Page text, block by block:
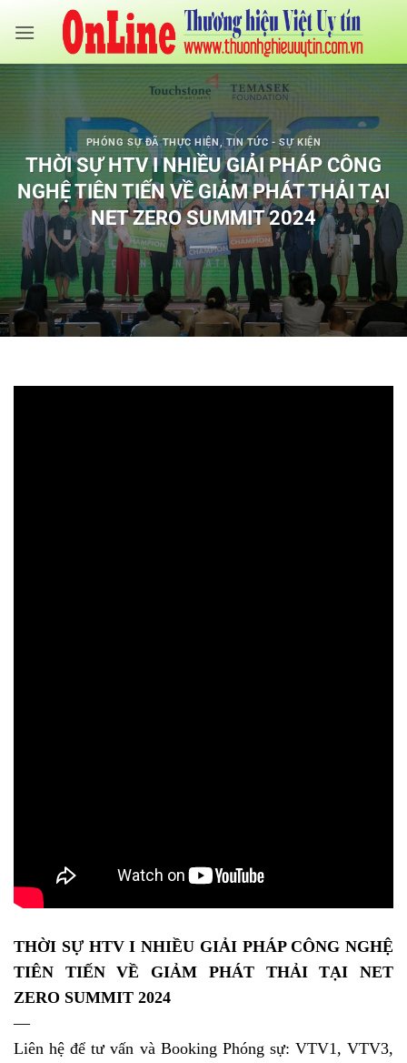
qua
dung
PHÓNG SỰ ĐÃ THỰC HIỆN, TIN TỨC - SỰ KIỆN
THỜI SỰ HTV I NHIỀU GIẢI PHÁP CÔNG
NGHỆ TIÊN TIẾN VỀ GIẢM PHÁT THẢI TẠI
NET ZERO SUMMIT 2024
THỜI SỰ HTV I NHIỀU GIẢI PHÁP CÔNG NGHỆ
TIÊN TIẾN VỀ GIẢM PHÁT THẢI TẠI NET
ZERO SUMMIT 2024
—
Liên hệ để tư vấn và Booking Phóng sự: VTV1, VTV3,